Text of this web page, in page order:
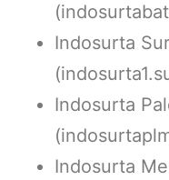
Indosurta
Indosurta
Indosurta